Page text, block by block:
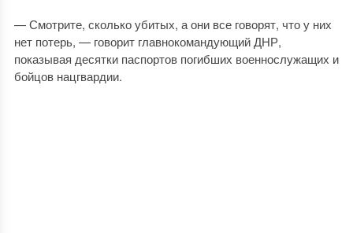
— Смотрите, сколько убитых, а они все говорят, что у них
нет потерь, — говорит главнокомандующий ДНР,
показывая десятки паспортов погибших военнослужащих и
бойцов нацгвардии.